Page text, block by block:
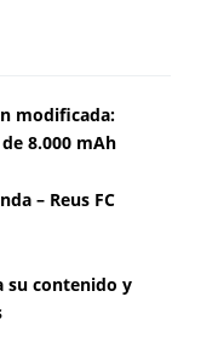
modificada:
8.000 mAh
– Reus FC
su contenido y